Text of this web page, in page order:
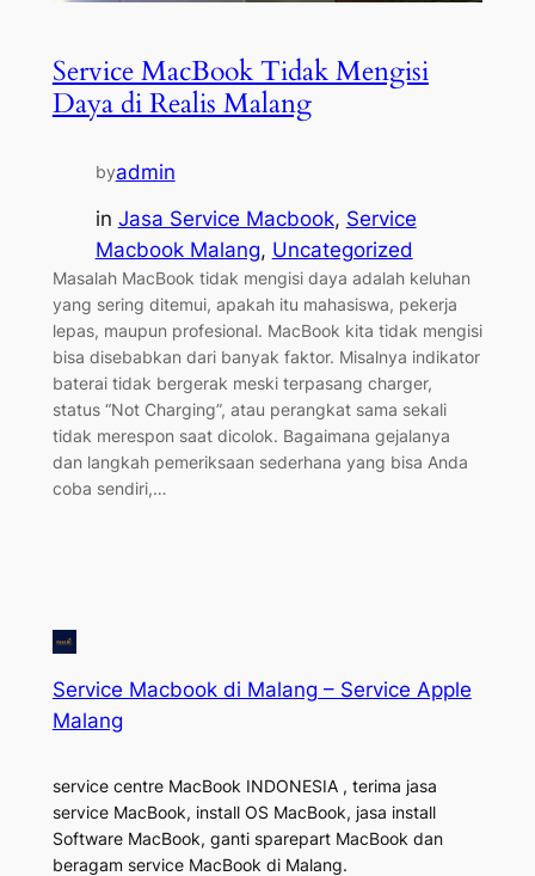
Service MacBook Tidak Mengisi
Daya di Realis Malang
byadmin
in Jasa Service Macbook, Service
Macbook Malang, Uncategorized
Masalah MacBook tidak mengisi daya adalah keluhan
yang sering ditemui, apakah itu mahasiswa, pekerja
lepas, maupun profesional. MacBook kita tidak mengisi
bisa disebabkan dari banyak faktor. Misalnya indikator
baterai tidak bergerak meski terpasang charger,
status “Not Charging”, atau perangkat sama sekali
tidak merespon saat dicolok. Bagaimana gejalanya
dan langkah pemeriksaan sederhana yang bisa Anda
coba sendiri,…
Service Macbook di Malang – Service Apple
Malang
service centre MacBook INDONESIA , terima jasa
service MacBook, install OS MacBook, jasa install
Software MacBook, ganti sparepart MacBook dan
beragam service MacBook di Malang.